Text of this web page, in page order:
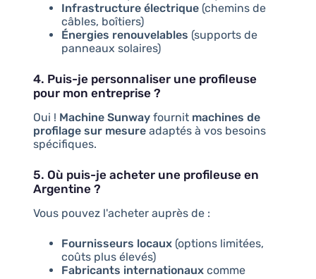
Infrastructure électrique(chemins de
câbles, boîtiers)
Énergies renouvelables (supports de
panneaux solaires)
4. Puis-je personnaliser une profileuse
pour mon entreprise ?
Oui ! Machine Sunwayfournit machines de
profilage sur mesureadaptés à vos besoins
spécifiques.
5. Où puis-je acheter une profileuse en
Argentine ?
Vous pouvez l'acheter auprès de :
Fournisseurs locaux(options limitées,
coûts plus élevés)
Fabricants internationauxcomme